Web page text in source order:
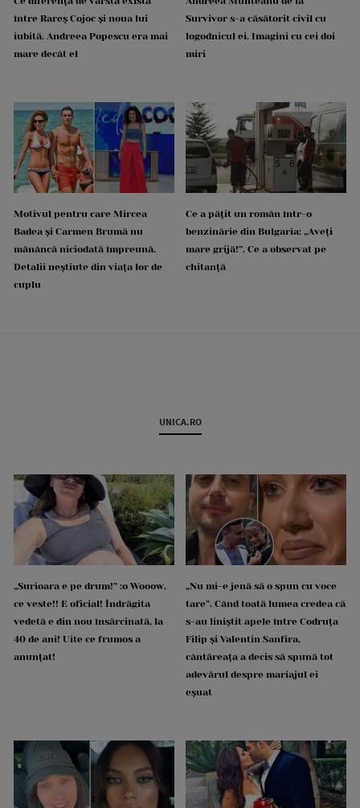
între Rareș Cojoc și noua lui
iubită. Andreea Popescu era mai
mare decât el
Survivor s-a căsătorit civil cu
logodnicul ei. Imagini cu cei doi
miri
Motivul pentru care Mircea
Badea și Carmen Brumă nu
mănâncă niciodată împreună.
Detalii neștiute din viața lor de
cuplu
Ce a pățit un român într-o
benzinărie din Bulgaria: „Aveți
mare grijă!”. Ce a observat pe
chitanță
UNICA.RO
„Surioara e pe drum!” :o Wooow,
ce veste!! E oficial! Îndrăgita
vedetă e din nou însărcinată, la
40 de ani! Uite ce frumos a
anunțat!
„Nu mi-e jenă să o spun cu voce
tare”. Când toată lumea credea că
s-au liniștit apele între Codruța
Filip și Valentin Sanfira,
cântăreața a decis să spună tot
adevărul despre mariajul ei
eșuat